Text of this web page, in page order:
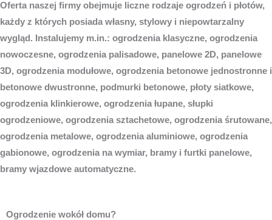
Oferta naszej firmy obejmuje liczne rodzaje ogrodzeń i płotów,
każdy z których posiada własny, stylowy i niepowtarzalny
wygląd. Instalujemy m.in.: ogrodzenia klasyczne, ogrodzenia
nowoczesne, ogrodzenia palisadowe, panelowe 2D, panelowe
3D, ogrodzenia modułowe, ogrodzenia betonowe jednostronne i
betonowe dwustronne, podmurki betonowe, płoty siatkowe,
ogrodzenia klinkierowe, ogrodzenia łupane, słupki
ogrodzeniowe, ogrodzenia sztachetowe, ogrodzenia śrutowane,
ogrodzenia metalowe, ogrodzenia aluminiowe, ogrodzenia
gabionowe, ogrodzenia na wymiar, bramy i furtki panelowe,
bramy wjazdowe automatyczne.
Ogrodzenie wokół domu?